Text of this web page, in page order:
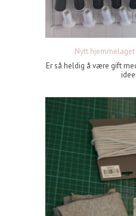
Nytt
Er så heldig å være gift